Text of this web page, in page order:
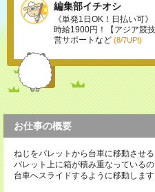
編集部イチオシ
《単発1日OK！日払い可
時給1900円！【アジア競
営サポートなど (8/7UP!)
お仕事の概要
ねじをパレットから台車に移動させる
パレット上に箱が積み重なっているの
台車へスライドするように移動します